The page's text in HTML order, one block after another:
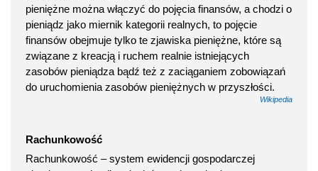
pieniężne można włączyć do pojęcia finansów, a chodzi o
pieniądz jako miernik kategorii realnych, to pojęcie
finansów obejmuje tylko te zjawiska pieniężne, które są
związane z kreacją i ruchem realnie istniejących
zasobów pieniądza bądź też z zaciąganiem zobowiązań
do uruchomienia zasobów pieniężnych w przyszłości.
Wikipedia
Rachunkowość
Rachunkowość – system ewidencji gospodarczej